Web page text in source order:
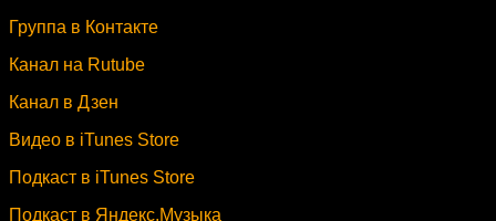
Группа в Контакте
Канал на Rutube
Канал в Дзен
Видео в iTunes Store
Подкаст в iTunes Store
Подкаст в Яндекс.Музыка